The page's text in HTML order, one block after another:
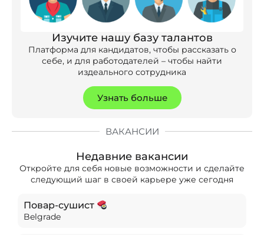
Изучите нашу базу талантов
Платформа для кандидатов, чтобы рассказать о
себе, и для работодателей – чтобы найти
издеального сотрудника
Узнать больше
ВАКАНСИИ
Недавние вакансии
Откройте для себя новые возможности и сделайте
следующий шаг в своей карьере уже сегодня
Повар-сушист
Belgrade